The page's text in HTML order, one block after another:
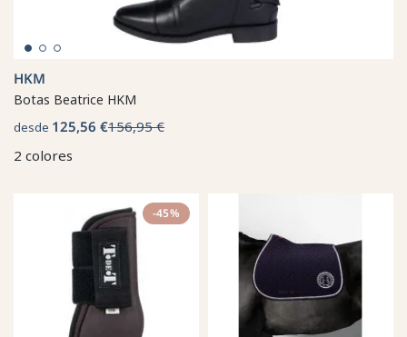
HKM
Botas Beatrice HKM
desde 125,56 €156,95 €
2 colores
-45%